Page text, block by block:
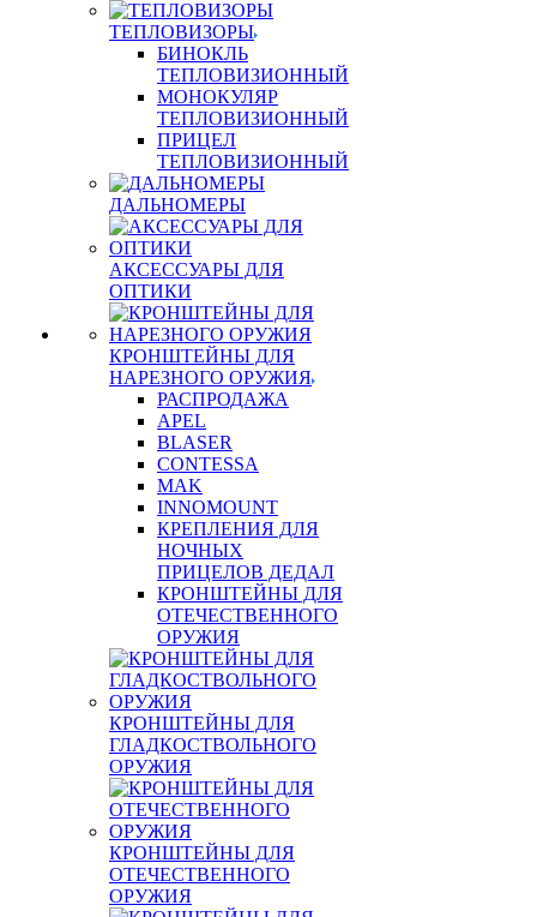
ТЕПЛОВИЗОРЫ
БИНОКЛЬ
ТЕПЛОВИЗИОННЫЙ
МОНОКУЛЯР
ТЕПЛОВИЗИОННЫЙ
ПРИЦЕЛ
ТЕПЛОВИЗИОННЫЙ
ДАЛЬНОМЕРЫ
АКСЕССУАРЫ ДЛЯ
ОПТИКИ
КРОНШТЕЙНЫ ДЛЯ
НАРЕЗНОГО ОРУЖИЯ
РАСПРОДАЖА
APEL
BLASER
CONTESSA
MAK
INNOMOUNT
КРЕПЛЕНИЯ ДЛЯ
НОЧНЫХ
ПРИЦЕЛОВ ДЕДАЛ
КРОНШТЕЙНЫ ДЛЯ
ОТЕЧЕСТВЕННОГО
ОРУЖИЯ
КРОНШТЕЙНЫ ДЛЯ
ГЛАДКОСТВОЛЬНОГО
ОРУЖИЯ
КРОНШТЕЙНЫ ДЛЯ
ОТЕЧЕСТВЕННОГО
ОРУЖИЯ